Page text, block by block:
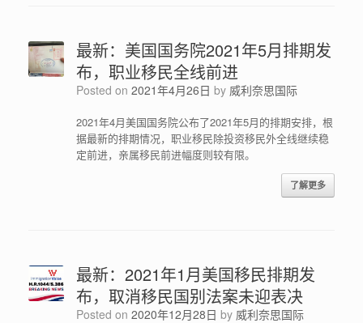
最新：美国国务院2021年5月排期发
布，职业移民全线前进
Posted on 2021年4月26日 by 威利奈思国际
2021年4月美国国务院公布了2021年5月的排期安排，根
据最新的排期情况，职业移民除投资移民外全线继续稳
定前进，亲属移民前进幅度则较有限。
了解更多
最新：2021年1月美国移民排期发
布，取消移民国别法案未迎表决
Posted on 2020年12月28日 by 威利奈思国际